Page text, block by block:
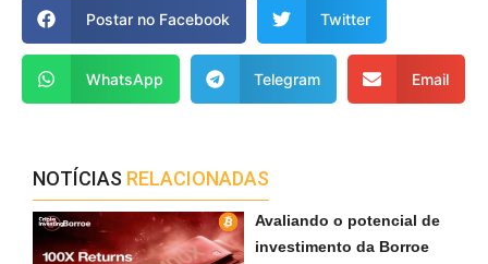
Postar no Facebook Twitter
WhatsApp Telegram Email
NOTÍCIAS RELACIONADAS
Avaliando o potencial de
investimento da Borroe